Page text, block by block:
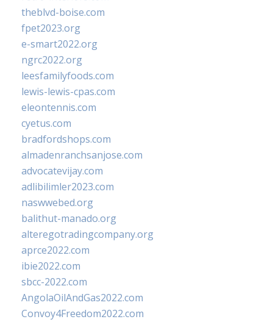
theblvd-boise.com
fpet2023.org
e-smart2022.org
ngrc2022.org
leesfamilyfoods.com
lewis-lewis-cpas.com
eleontennis.com
cyetus.com
bradfordshops.com
almadenranchsanjose.com
advocatevijay.com
adlibilimler2023.com
naswwebed.org
balithut-manado.org
alteregotradingcompany.org
aprce2022.com
ibie2022.com
sbcc-2022.com
AngolaOilAndGas2022.com
Convoy4Freedom2022.com